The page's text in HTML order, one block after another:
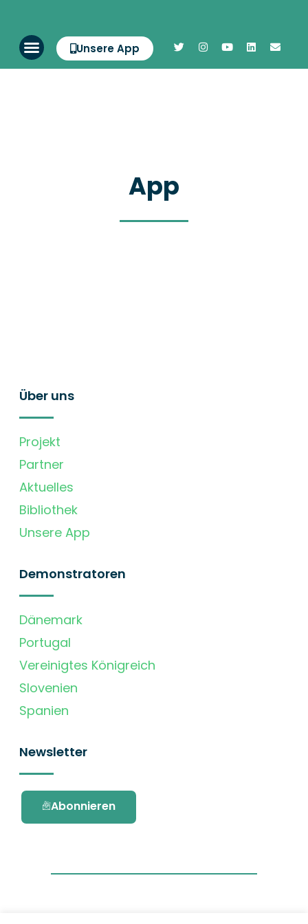
Unsere App
App
Über uns
Projekt
Partner
Aktuelles
Bibliothek
Unsere App
Demonstratoren
Dänemark
Portugal
Vereinigtes Königreich
Slovenien
Spanien
Newsletter
Abonnieren